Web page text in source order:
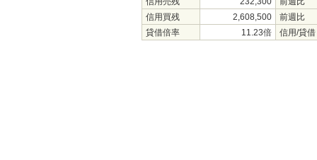
信用買残
2,608,500
前週比
貸借倍率
11.23倍 信用/貸借